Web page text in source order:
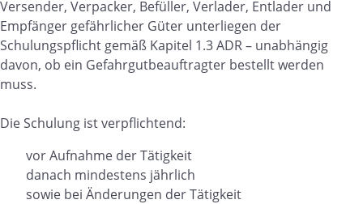
Versender, Verpacker, Befüller, Verlader, Entlader und
Empfänger gefährlicher Güter unterliegen der
Schulungspflicht gemäß Kapitel 1.3 ADR – unabhängig
davon, ob ein Gefahrgutbeauftragter bestellt werden
muss.
Die Schulung ist verpflichtend:
vor Aufnahme der Tätigkeit
danach mindestens jährlich
sowie bei Änderungen der Tätigkeit